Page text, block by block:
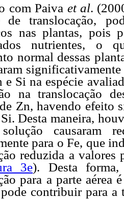
com Paiva et al.
translocação,
nas plantas, pois
nutrientes, o
normal dessas
e Si na espécie
na translocação
Zn, havendo
Desta maneira,
causaram
para o Fe, que
reduzida a
3e). Desta
para a parte aérea
contribuir para a